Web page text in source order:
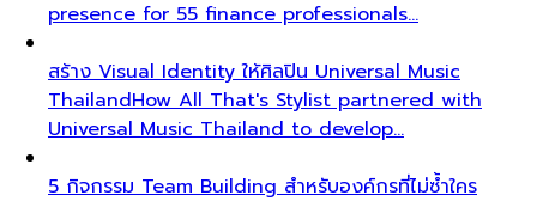
presence for 55 finance professionals…
สร้าง Visual Identity ให้ศิลปิน Universal Music
ThailandHow All That's Stylist partnered with
Universal Music Thailand to develop…
5 กิจกรรม Team Building สำหรับองค์กรที่ไม่ซ้ำใคร